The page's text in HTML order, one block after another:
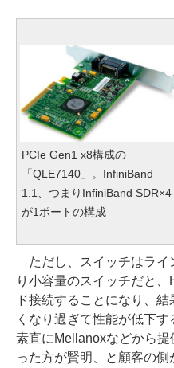
PCIe Gen1 x8構成の
「QLE7140」。InfiniBand
1.1、つまりInfiniBand SDR×4
が1ポートの構成
ただし、スイッチはライ
り小容量のスイッチだと
ド接続することになり、
くなり過ぎて性能が低下す
素直にMellanoxなどから
った方が賢明、と顧客の